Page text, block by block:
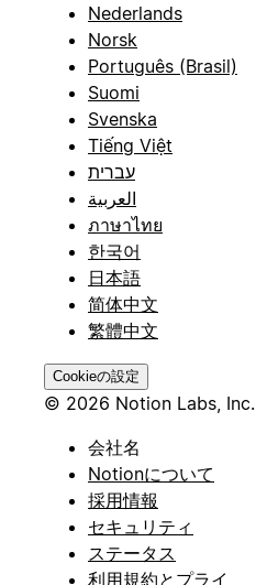
Nederlands
Norsk
Português (Brasil)
Suomi
Svenska
Tiếng Việt
עברית
العربية
ภาษาไทย
한국어
日本語
简体中文
繁體中文
Cookieの設定
© 2026 Notion Labs, Inc.
会社名
Notionについて
採用情報
セキュリティ
ステータス
利用規約とプライ